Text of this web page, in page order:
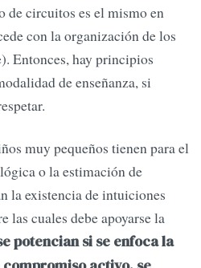
de circuitos es el mismo en
con la organización de los
Entonces, hay principios
de enseñanza, si
muy pequeños tienen para el
o la estimación de
la existencia de intuiciones
las cuales debe apoyarse la
potencian si se enfoca la